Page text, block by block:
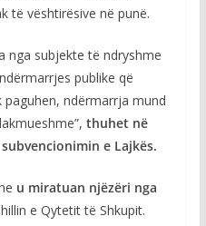
të vështirësive në punë.
nga subjekte të ndryshme
publike që
ndërmarrja mund
thuhet në
e Lajkës.
u miratuan njëzëri nga
e Qytetit të Shkupit.